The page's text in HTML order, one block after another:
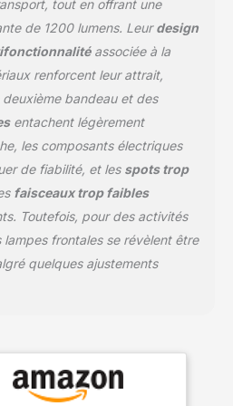
projecteur dans un seul
appareil. Que vous
exploriez dans
l'obscurité ou que vous
ayez besoin d'une large
cette lampe frontale pour
le front vous guidera
dans votre chemin. 10
modes d'éclairage pour
chaque aventure en plein
air : des lampes frontales
LED rechargeables super
lumineuses aux modes
entre les modes pour
s'adapter à votre
équipement de camping,
tout en offrant une
de 1200 lumens. Leurdesign
associée à la
renforcent leur attrait,
deuxième bandeau et des
entachent légèrement
les composants électriques
de fiabilité, et les spots trop
faisceaux trop faibles
Toutefois, pour des activités
frontales se révèlent être
quelques ajustements